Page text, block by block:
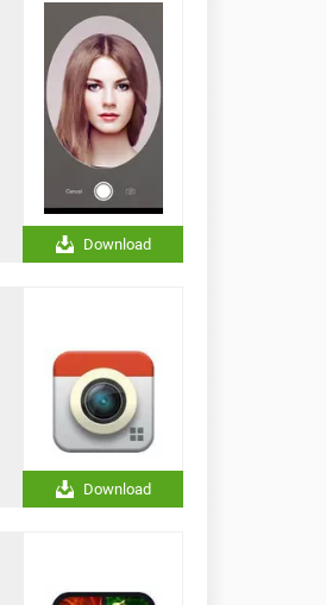
Download
Download